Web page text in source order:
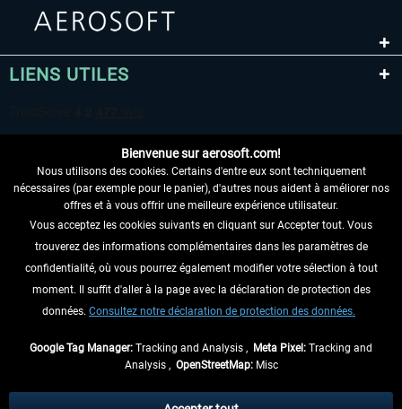
LIENS UTILES
RENONCER AU CONTRAT ICI
INFORMATIONS
NE MANQUEZ PAS LES DERNIÈRES
échéant, frais de remboursement, si aucune description contraire.
Bienvenue sur aerosoft.com!
Nous utilisons des cookies. Certains d'entre eux sont techniquement
nécessaires (par exemple pour le panier), d'autres nous aident à améliorer nos
offres et à vous offrir une meilleure expérience utilisateur.
Vous acceptez les cookies suivants en cliquant sur Accepter tout. Vous
trouverez des informations complémentaires dans les paramètres de
confidentialité, où vous pourrez également modifier votre sélection à tout
moment. Il suffit d'aller à la page avec la déclaration de protection des
données. Consultez notre déclaration de protection des données.
Google Tag Manager: Tracking and Analysis , Meta Pixel: Tracking and
Analysis , OpenStreetMap:Misc